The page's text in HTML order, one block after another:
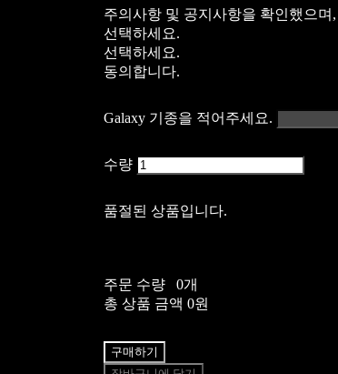
주의사항 및 공지사항을 확인했으
선택하세요.
선택하세요.
동의합니다.
Galaxy 기종을 적어주세요.
수량
품절된 상품입니다.
주문 수량
0개
총 상품 금액 0원
구매하기